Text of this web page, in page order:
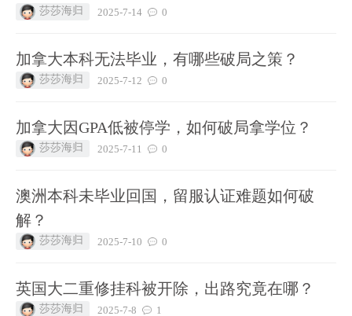
莎莎海归 2025-7-14 0
加拿大本科无法毕业，有哪些破局之策？
莎莎海归 2025-7-12 0
加拿大因GPA低被停学，如何破局拿学位？
莎莎海归 2025-7-11 0
澳洲本科未毕业回国，留服认证难题如何破
解？
莎莎海归 2025-7-10 0
英国大二重修挂科被开除，出路究竟在哪？
莎莎海归 2025-7-8 1